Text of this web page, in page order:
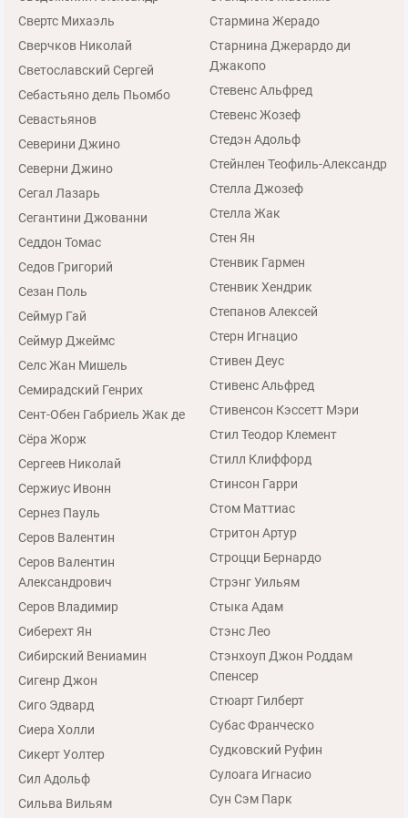
Свертс Михаэль
Сверчков Николай
Светославский Сергей
Себастьяно дель Пьомбо
Севастьянов
Северини Джино
Северни Джино
Сегал Лазарь
Сегантини Джованни
Седдон Томас
Седов Григорий
Сезан Поль
Сеймур Гай
Сеймур Джеймс
Селс Жан Мишель
Семирадский Генрих
Сент-Обен Габриель Жак де
Сёра Жорж
Сергеев Николай
Сержиус Ивонн
Сернез Пауль
Серов Валентин
Серов Валентин
Александрович
Серов Владимир
Сиберехт Ян
Сибирский Вениамин
Сигенр Джон
Сиго Эдвард
Сиера Холли
Сикерт Уолтер
Сил Адольф
Сильва Вильям
Стармина Жерадо
Старнина Джерардо ди
Джакопо
Стевенс Альфред
Стевенс Жозеф
Стедэн Адольф
Стейнлен Теофиль-Александр
Стелла Джозеф
Стелла Жак
Стен Ян
Стенвик Гармен
Стенвик Хендрик
Степанов Алексей
Стерн Игнацио
Стивен Деус
Стивенс Альфред
Стивенсон Кэссетт Мэри
Стил Теодор Клемент
Стилл Клиффорд
Стинсон Гарри
Стом Маттиас
Стритон Артур
Строцци Бернардо
Стрэнг Уильям
Стыка Адам
Стэнс Лео
Стэнхоуп Джон Роддам
Спенсер
Стюарт Гилберт
Субас Франческо
Судковский Руфин
Сулоага Игнасио
Сун Сэм Парк